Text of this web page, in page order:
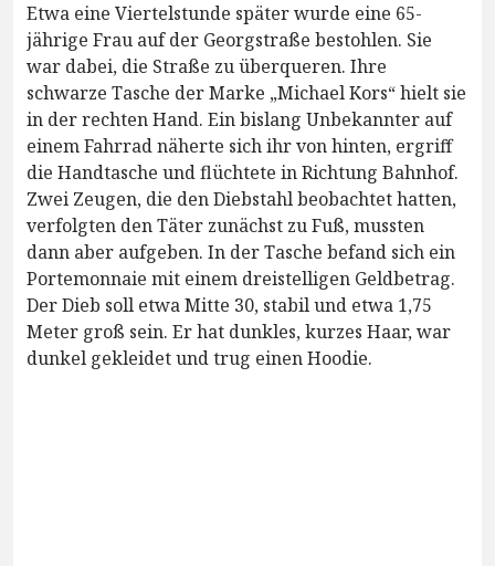
Etwa eine Viertelstunde später wurde eine 65-
jährige Frau auf der Georgstraße bestohlen. Sie
war dabei, die Straße zu überqueren. Ihre
schwarze Tasche der Marke „Michael Kors“ hielt sie
in der rechten Hand. Ein bislang Unbekannter auf
einem Fahrrad näherte sich ihr von hinten, ergriff
die Handtasche und flüchtete in Richtung Bahnhof.
Zwei Zeugen, die den Diebstahl beobachtet hatten,
verfolgten den Täter zunächst zu Fuß, mussten
dann aber aufgeben. In der Tasche befand sich ein
Portemonnaie mit einem dreistelligen Geldbetrag.
Der Dieb soll etwa Mitte 30, stabil und etwa 1,75
Meter groß sein. Er hat dunkles, kurzes Haar, war
dunkel gekleidet und trug einen Hoodie.